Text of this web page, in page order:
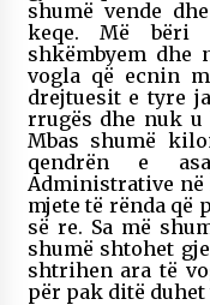
shumë vende
keqe. Më bëri
shkëmbyem dhe
vogla që ecnin
drejtuesit e tyre
rrugës dhe nuk u
Mbas shumë
qendrën e
Administrative në
mjete të rënda që
së re. Sa më
shumë shtohet
shtrihen ara të
për pak ditë